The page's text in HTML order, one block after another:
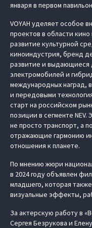
января в первом
VOYAH уделяет особое
проектов в области
развитие культурной
киноиндустрия, бренд
развитие и выдающиеся
электромобилей и
международных наград,
и передовыми
старт на российском
позиции в сегменте
не просто транспорт, а
отражающие гармонию
отношения к планете.
По мнению жюри
в 2024 году объявлен
младшего, которая
визуальные эффекты,
За актерскую работу в
Сергея Безрукова и